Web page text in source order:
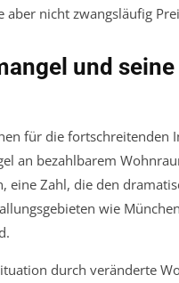
aber nicht zwangsläufig
und
für die
an bezahlbarem
eine Zahl, die den
wie
durch veränderte